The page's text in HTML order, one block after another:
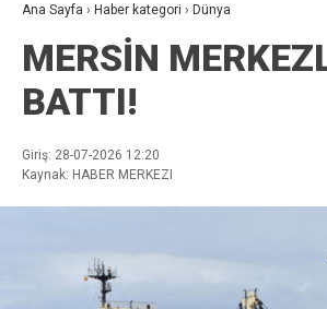
Ana Sayfa › Haber kategori › Dünya
MERSİN
BATTI!
Giriş: 28-07-2026 12:20
Kaynak: HABER MERKEZI